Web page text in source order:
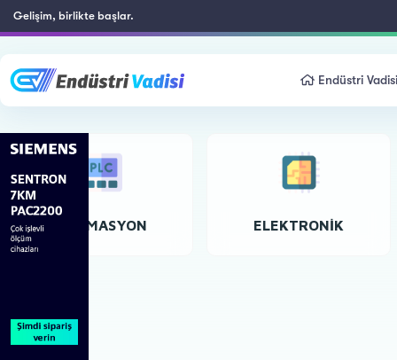
Gelişim, birlikte başlar.
Endüstri Vadisi
OTOMASYON ELEKTRONIK